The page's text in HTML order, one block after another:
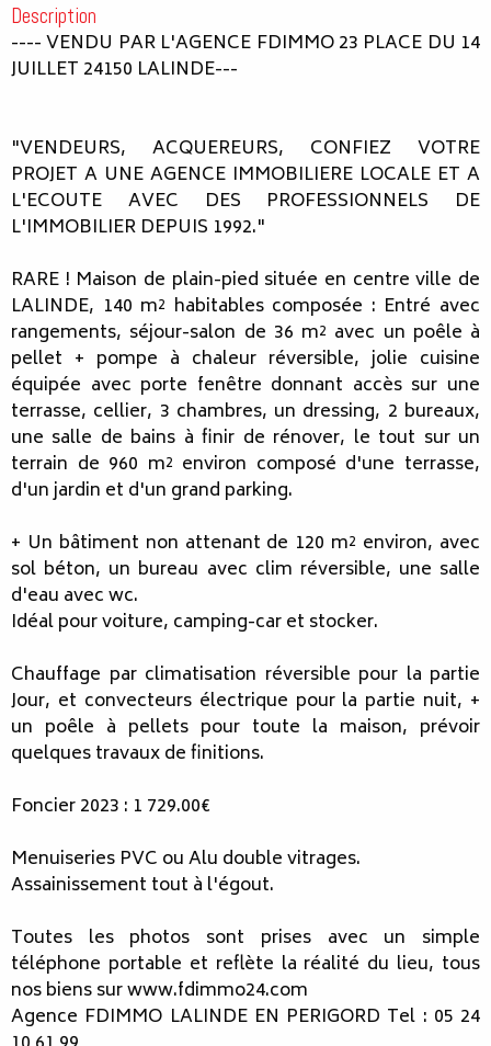
Description
---- VENDU PAR L'AGENCE FDIMMO 23 PLACE DU 14
JUILLET 24150 LALINDE---
"VENDEURS, ACQUEREURS, CONFIEZ VOTRE
PROJET A UNE AGENCE IMMOBILIERE LOCALE ET A
L'ECOUTE AVEC DES PROFESSIONNELS DE
L'IMMOBILIER DEPUIS 1992."
RARE ! Maison de plain-pied située en centre ville de
LALINDE, 140 m² habitables composée : Entré avec
rangements, séjour-salon de 36 m² avec un poêle à
pellet + pompe à chaleur réversible, jolie cuisine
équipée avec porte fenêtre donnant accès sur une
terrasse, cellier, 3 chambres, un dressing, 2 bureaux,
une salle de bains à finir de rénover, le tout sur un
terrain de 960 m² environ composé d'une terrasse,
d'un jardin et d'un grand parking.
+ Un bâtiment non attenant de 120 m² environ, avec
sol béton, un bureau avec clim réversible, une salle
d'eau avec wc.
Idéal pour voiture, camping-car et stocker.
Chauffage par climatisation réversible pour la partie
Jour, et convecteurs électrique pour la partie nuit, +
un poêle à pellets pour toute la maison, prévoir
quelques travaux de finitions.
Foncier 2023 : 1 729.00€
Menuiseries PVC ou Alu double vitrages.
Assainissement tout à l'égout.
Toutes les photos sont prises avec un simple
téléphone portable et reflète la réalité du lieu, tous
nos biens sur www.fdimmo24.com
Agence FDIMMO LALINDE EN PERIGORD Tel : 05 24